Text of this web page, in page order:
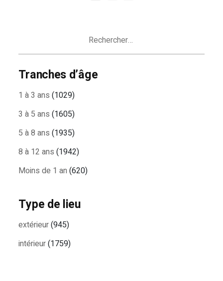
Tranches d’âge
1 à 3 ans (1029)
3 à 5 ans (1605)
5 à 8 ans (1935)
8 à 12 ans (1942)
Moins de 1 an (620)
Type de lieu
extérieur(945)
intérieur(1759)